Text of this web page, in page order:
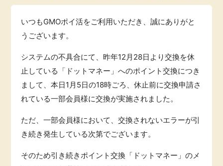
新着
無料
無料サービス
エンタメ
クレジットカード
引っ越し
買取・査定
いつもGMOポイ活をご利用いただき、誠にありがと
うございます。
システムの不具合にて、昨年12月28日より交換を休
止している「ドットマネー」へのポイント交換につき
まして、本日1月5日の18時ごろ、休止前に交換申請さ
れている一部会員様に交換が実施されました。
ただ、一部会員様において、交換されないエラーが引
き続き発生している次第でございます。
そのため引き続きポイント交換「ドットマネー」のメ